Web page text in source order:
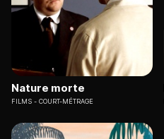
Nature morte
FILMS COURT-MÉTRAGE